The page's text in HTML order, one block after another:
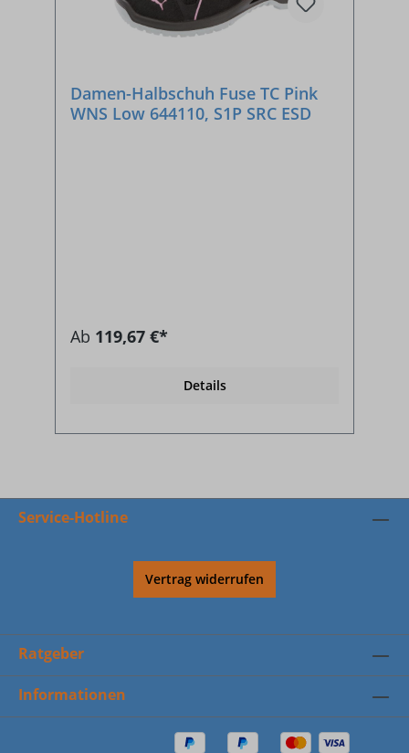
Damen-Halbschuh Fuse TC Pink
WNS Low 644110, S1P SRC ESD
Ab 119,67 €*
Details
Service-Hotline
Vertrag widerrufen
Ratgeber
Informationen